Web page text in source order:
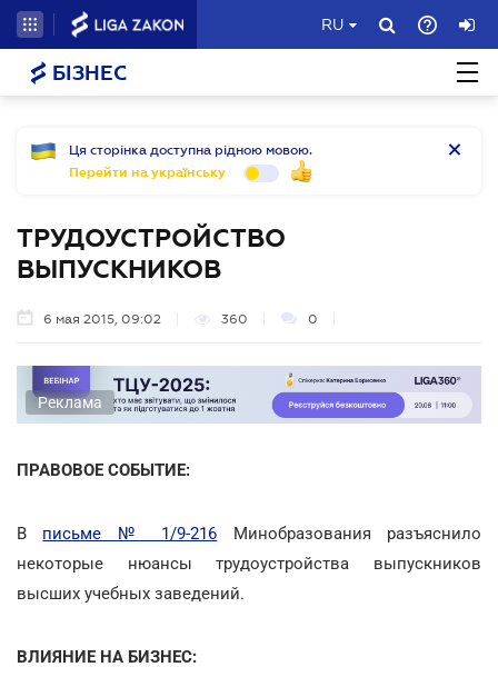
RU
БІЗНЕС
Ця сторінка доступна рідною мовою.
Перейти на українську
ТРУДОУСТРОЙСТВО
ВЫПУСКНИКОВ
6 мая 2015, 09:02 360 0
Реклама
ПРАВОВОЕ СОБЫТИЕ:
В письме № 1/9-216 Минобразования разъяснило
некоторые нюансы трудоустройства выпускников
высших учебных заведений.
ВЛИЯНИЕ НА БИЗНЕС: